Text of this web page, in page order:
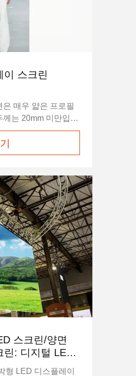
이 스크린
매우 얇은 프로필
는 20mm 미만입니
이 제한되거나 세련
시나리오에 이상
품 소형화에 대한 혁
업 로비, 소매점, 쇼
간과 같은 실내용에
면의 얇은 프로필은
가능해졌습니다. 첫
칩과 통합 회로를 사
스크린/양면
린: 디지털 LED
경험
형 LED 디스플레이